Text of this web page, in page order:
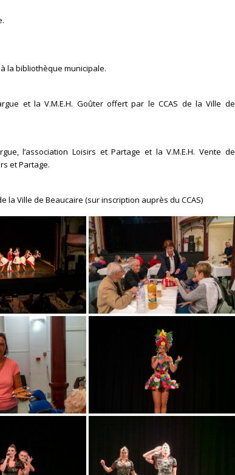
la bibliothèque municipale.
et la V.M.E.H. Goûter offert par le CCAS de la Ville de
l’association Loisirs et Partage et la V.M.E.H. Vente de
et Partage.
la Ville de Beaucaire (sur inscription auprès du CCAS)